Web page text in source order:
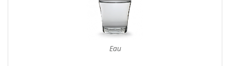
Eau